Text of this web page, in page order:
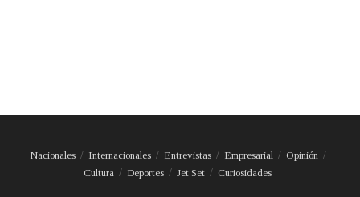
Nacionales Internacionales Entrevistas Empresarial
Opinión
Cultura
Deportes Jet Set Curiosidades